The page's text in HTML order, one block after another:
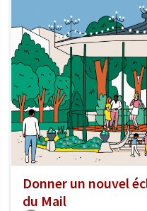
Donner un nouvel
du Mail